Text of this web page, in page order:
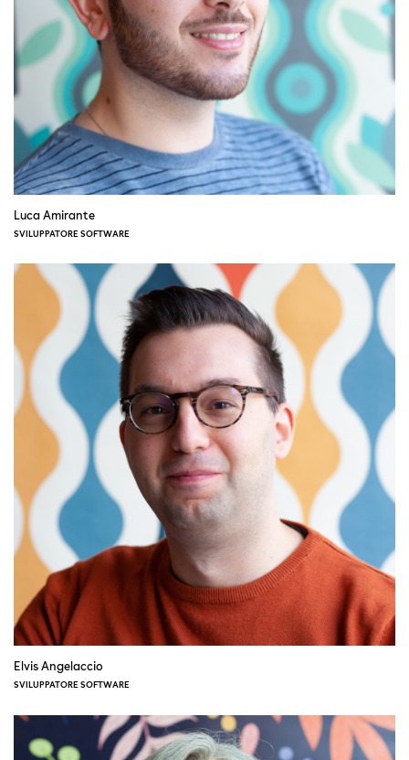
Luca Amirante
SVILUPPATORE SOFTWARE
Elvis Angelaccio
SVILUPPATORE SOFTWARE